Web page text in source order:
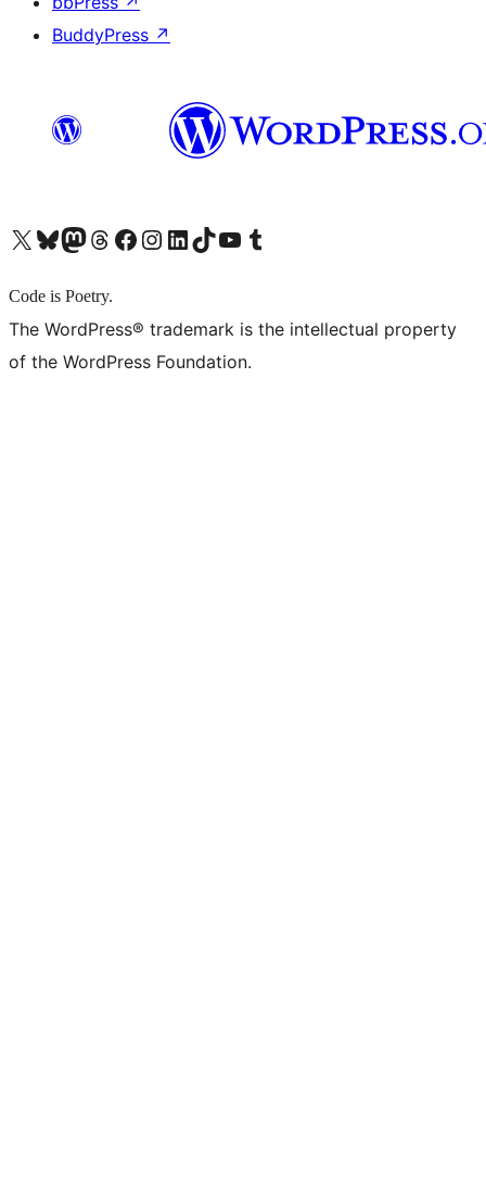
BuddyPress ↗
X (旧 Twitter) アカウントへBluesky アカウントへMastodon アカウントへThreads アカウントへ Facebook ページへInstagram アカウントへ LinkedIn アカウントへTikTok アカウントへYouTube チャンネルへ Tumblr アカウントへ
Code is Poetry.
The WordPress® trademark is the intellectual property
of the WordPress Foundation.